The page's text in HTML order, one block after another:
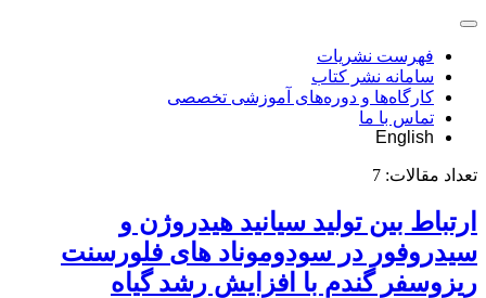
فهرست نشریات
سامانه نشر کتاب
کارگاه‌ها و دوره‌های آموزشی تخصصی
تماس با ما
English
تعداد مقالات: 7
ارتباط بین تولید سیانید هیدروژن و
سیدروفور در سودوموناد های فلورسنت
ریزوسفر گندم با افزایش رشد گیاه